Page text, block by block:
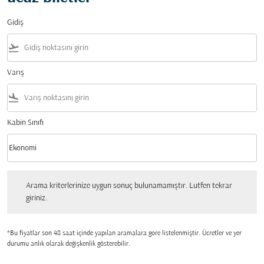
Gidiş
flight_takeoff
Varış
flight_land
Kabin Sınıfı
Kabin Sınıfı option Ekonomi Selected
Ekonomi
keyboard_arrow_down
Arama kriterlerinize uygun sonuç bulunamamıştır. Lutfen tekrar
giriniz.
*Bu fiyatlar son 48 saat içinde yapılan aramalara gore listelenmiştir. Ücretler ve yer
durumu anlık olarak değişkenlik gösterebilir.